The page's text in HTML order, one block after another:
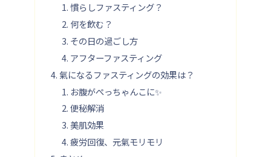
慣らしファスティング？
何を飲む？
その日の過ごし方
アフターファスティング
氣になるファスティングの効果は？
お腹がぺっちゃんこに✨
便秘解消
美肌効果
疲労回復、元氣モリモリ